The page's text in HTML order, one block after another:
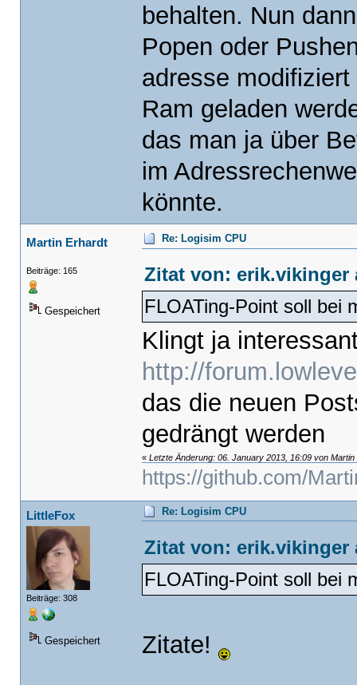
behalten. Nun
Popen oder
adresse
Ram geladen
das man ja über
im
könnte.
Martin Erhardt
Beiträge: 165
Gespeichert
Re: Logisim CPU
Zitat von: erik.vikinger
FLOATing-Point soll bei
Klingt ja
http://
das die neuen
gedrängt werden
« Letzte Änderung: 06. January 2013, 16:09 von Martin
https://github.com/
LittleFox
Beiträge: 308
Gespeichert
Re: Logisim CPU
Zitat von: erik.vikinger
FLOATing-Point soll bei
Zitate!